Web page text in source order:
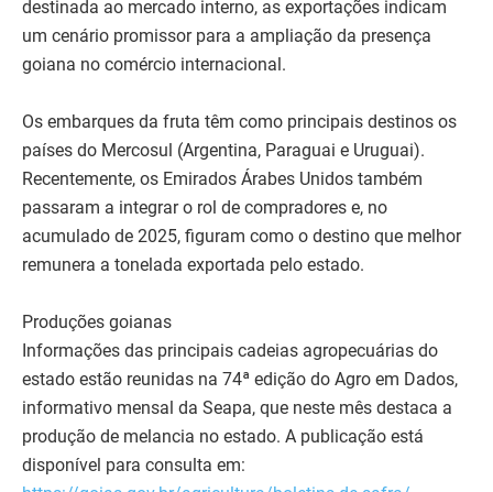
destinada ao mercado interno, as exportações indicam
um cenário promissor para a ampliação da presença
goiana no comércio internacional.
Os embarques da fruta têm como principais destinos os
países do Mercosul (Argentina, Paraguai e Uruguai).
Recentemente, os Emirados Árabes Unidos também
passaram a integrar o rol de compradores e, no
acumulado de 2025, figuram como o destino que melhor
remunera a tonelada exportada pelo estado.
Produções goianas
Informações das principais cadeias agropecuárias do
estado estão reunidas na 74ª edição do Agro em Dados,
informativo mensal da Seapa, que neste mês destaca a
produção de melancia no estado. A publicação está
disponível para consulta em: